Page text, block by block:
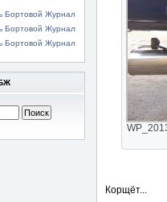
Бортовой Журнал
Бортовой Журнал
Бортовой Журнал
Корщёт...